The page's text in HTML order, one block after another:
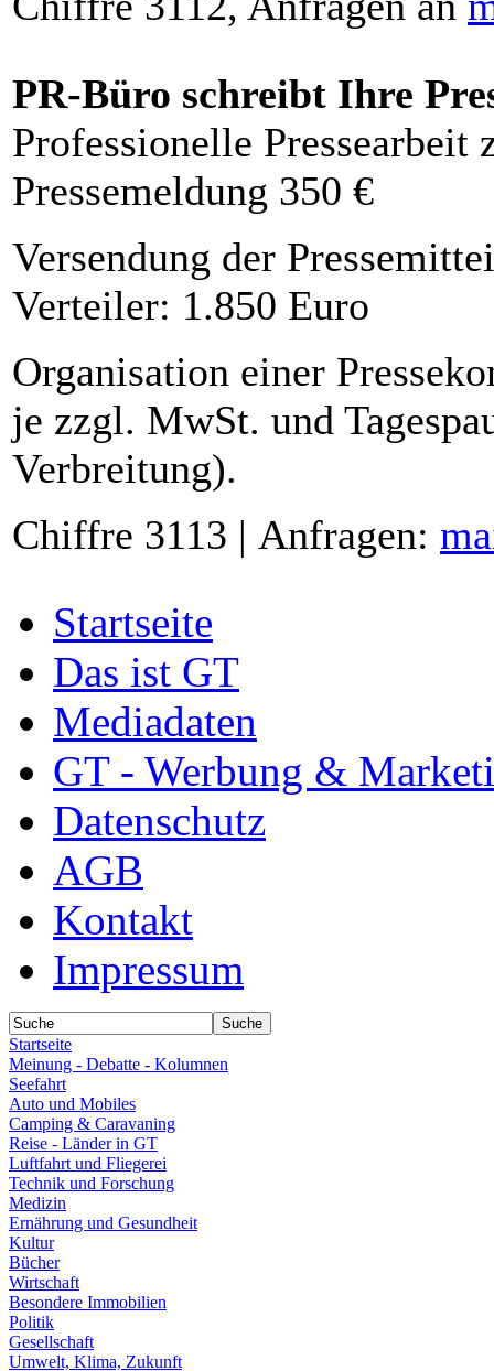
PR-Büro schreibt Ihre
Professionelle Pressearbeit
Pressemeldung 350 €
Versendung der
Verteiler: 1.850 Euro
Organisation einer
je zzgl. MwSt. und
Verbreitung).
Chiffre 3113 | Anfragen:
Startseite
Das ist GT
Mediadaten
GT - Werbung &
Datenschutz
AGB
Kontakt
Impressum
Startseite
Meinung - Debatte - Kolumnen
Seefahrt
Auto und Mobiles
Camping & Caravaning
Reise - Länder in GT
Luftfahrt und Fliegerei
Technik und Forschung
Medizin
Ernährung und Gesundheit
Kultur
Bücher
Wirtschaft
Besondere Immobilien
Politik
Gesellschaft
Umwelt, Klima, Zukunft